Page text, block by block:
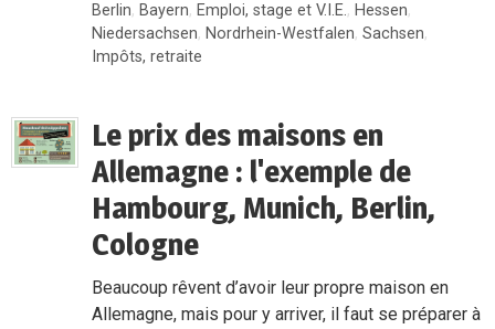
Berlin, Bayern, Emploi, stage et V.I.E., Hessen,
Niedersachsen, Nordrhein-Westfalen,Sachsen,
Impôts, retraite
Le prix des maisons en
Allemagne : l'exemple de
Hambourg, Munich, Berlin,
Cologne
Beaucoup rêvent d’avoir leur propre maison en
Allemagne, mais pour y arriver, il faut se préparer à